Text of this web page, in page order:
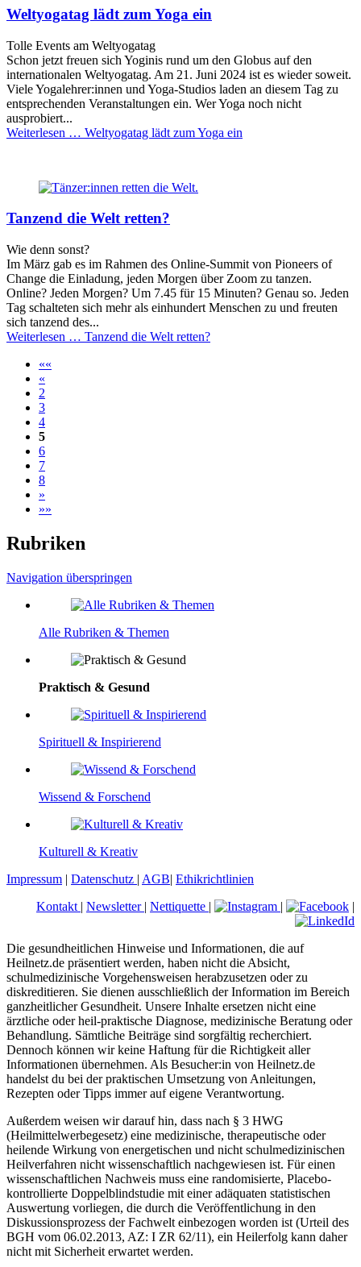
Weltyogatag lädt zum Yoga ein
Tolle Events am Weltyogatag
Schon jetzt freuen sich Yoginis rund um den Globus auf den
internationalen Weltyogatag. Am 21. Juni 2024 ist es wieder soweit.
Viele Yogalehrer:innen und Yoga-Studios laden an diesem Tag zu
entsprechenden Veranstaltungen ein. Wer Yoga noch nicht
ausprobiert...
Weiterlesen … Weltyogatag lädt zum Yoga ein
Tanzend die Welt retten?
Wie denn sonst?
Im März gab es im Rahmen des Online-Summit von Pioneers of
Change die Einladung, jeden Morgen über Zoom zu tanzen.
Online? Jeden Morgen? Um 7.45 für 15 Minuten? Genau so. Jeden
Tag schalteten sich mehr als einhundert Menschen zu und freuten
sich tanzend des...
Weiterlesen … Tanzend die Welt retten?
««
«
2
3
4
5
6
7
8
»
»»
Rubriken
Navigation überspringen
Alle Rubriken & Themen
Praktisch & Gesund
Spirituell & Inspirierend
Wissend & Forschend
Kulturell & Kreativ
Impressum | Datenschutz | AGB| Ethikrichtlinien
Kontakt | Newsletter | Nettiquette | | |
Die gesundheitlichen Hinweise und Informationen, die auf
Heilnetz.de präsentiert werden, haben nicht die Absicht,
schulmedizinische Vorgehensweisen herabzusetzen oder zu
diskreditieren. Sie dienen ausschließlich der Information im Bereich
ganzheitlicher Gesundheit. Unsere Inhalte ersetzen nicht eine
ärztliche oder heil-praktische Diagnose, medizinische Beratung oder
Behandlung. Sämtliche Beiträge sind sorgfältig recherchiert.
Dennoch können wir keine Haftung für die Richtigkeit aller
Informationen übernehmen. Als Besucher:in von Heilnetz.de
handelst du bei der praktischen Umsetzung von Anleitungen,
Rezepten oder Tipps immer auf eigene Verantwortung.
Außerdem weisen wir darauf hin, dass nach § 3 HWG
(Heilmittelwerbegesetz) eine medizinische, therapeutische oder
heilende Wirkung von energetischen und nicht schulmedizinischen
Heilverfahren nicht wissenschaftlich nachgewiesen ist. Für einen
wissenschaftlichen Nachweis muss eine randomisierte, Placebo-
kontrollierte Doppelblindstudie mit einer adäquaten statistischen
Auswertung vorliegen, die durch die Veröffentlichung in den
Diskussionsprozess der Fachwelt einbezogen worden ist (Urteil des
BGH vom 06.02.2013, AZ: I ZR 62/11), ein Heilerfolg kann daher
nicht mit Sicherheit erwartet werden.